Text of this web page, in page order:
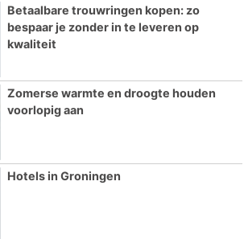
Betaalbare trouwringen kopen: zo
bespaar je zonder in te leveren op
kwaliteit
Zomerse warmte en droogte houden
voorlopig aan
Hotels in Groningen